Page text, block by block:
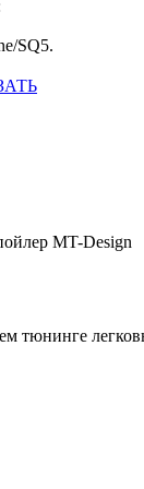
SQ5.
MT-Design
тюнинге